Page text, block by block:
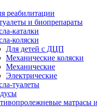
реабилитации
и биопрепараты
каталки
коляски
Для детей с ДЦП
Механические коляски
Механические
Электрические
туалеты
матрасы